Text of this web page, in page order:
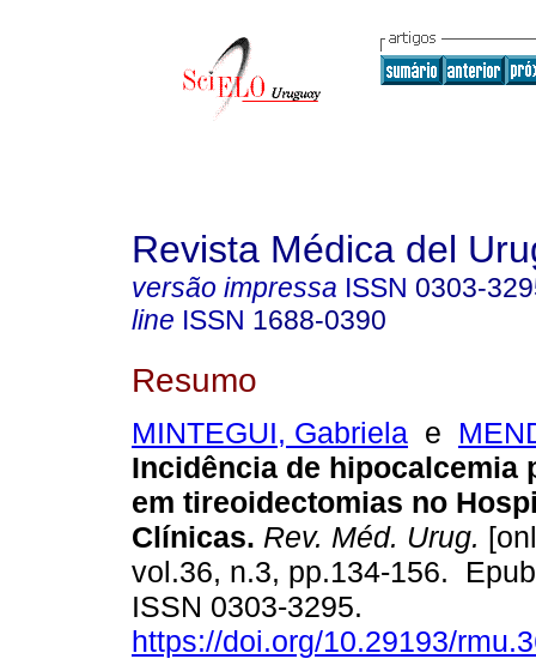
Revista Médica del
versão impressa ISSN 0303-
line ISSN 1688-0390
Resumo
MINTEGUI, Gabriela e
Incidência de hipocalcemia
em tireoidectomias no
Clínicas. Rev. Méd. Urug.
vol.36, n.3, pp.134-156.
ISSN 0303-3295.
https://doi.org/10.29193/